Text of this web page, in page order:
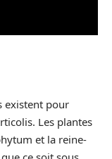
existent pour
Les plantes
et la reine-